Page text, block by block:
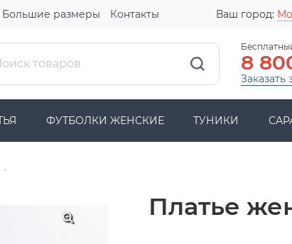
Большие размеры Контакты Ваш город:
8
Заказать
ФУТБОЛКИ ЖЕНСКИЕ ТУНИКИ
→
Платье